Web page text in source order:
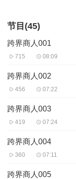
节目(45)
跨界商人001
715 08:09
跨界商人002
456 07:22
跨界商人003
419 07:24
跨界商人004
360 07:11
跨界商人005